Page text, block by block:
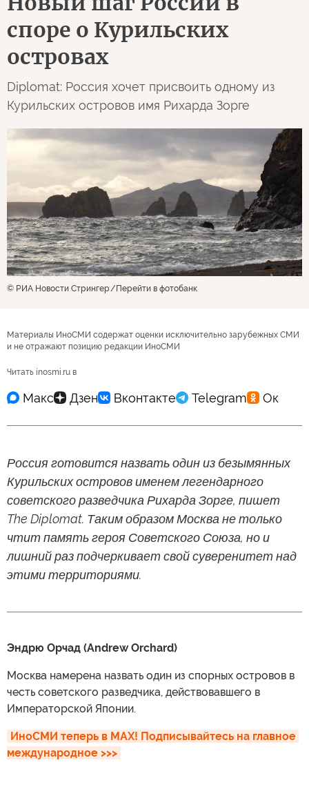
споре о Курильских
островах
Diplomat: Россия хочет присвоить одному из
Курильских островов имя Рихарда Зорге
© РИА Новости Стрингер Перейти в фотобанк
Материалы ИноСМИ содержат оценки исключительно зарубежных СМИ
и не отражают позицию редакции ИноСМИ
Читать inosmi.ru в
Россия готовится назвать один из безымянных
Курильских островов именем легендарного
советского разведчика Рихарда Зорге, пишет
The Diplomat. Таким образом Москва не только
чтит память героя Советского Союза, но и
лишний раз подчеркивает свой суверенитет над
этими территориями.
Эндрю Орчад (Andrew Orchard)
Москва намерена назвать один из спорных островов в
честь советского разведчика, действовавшего в
Императорской Японии.
ИноСМИ теперь в MAX! Подписывайтесь на главное
международное >>>